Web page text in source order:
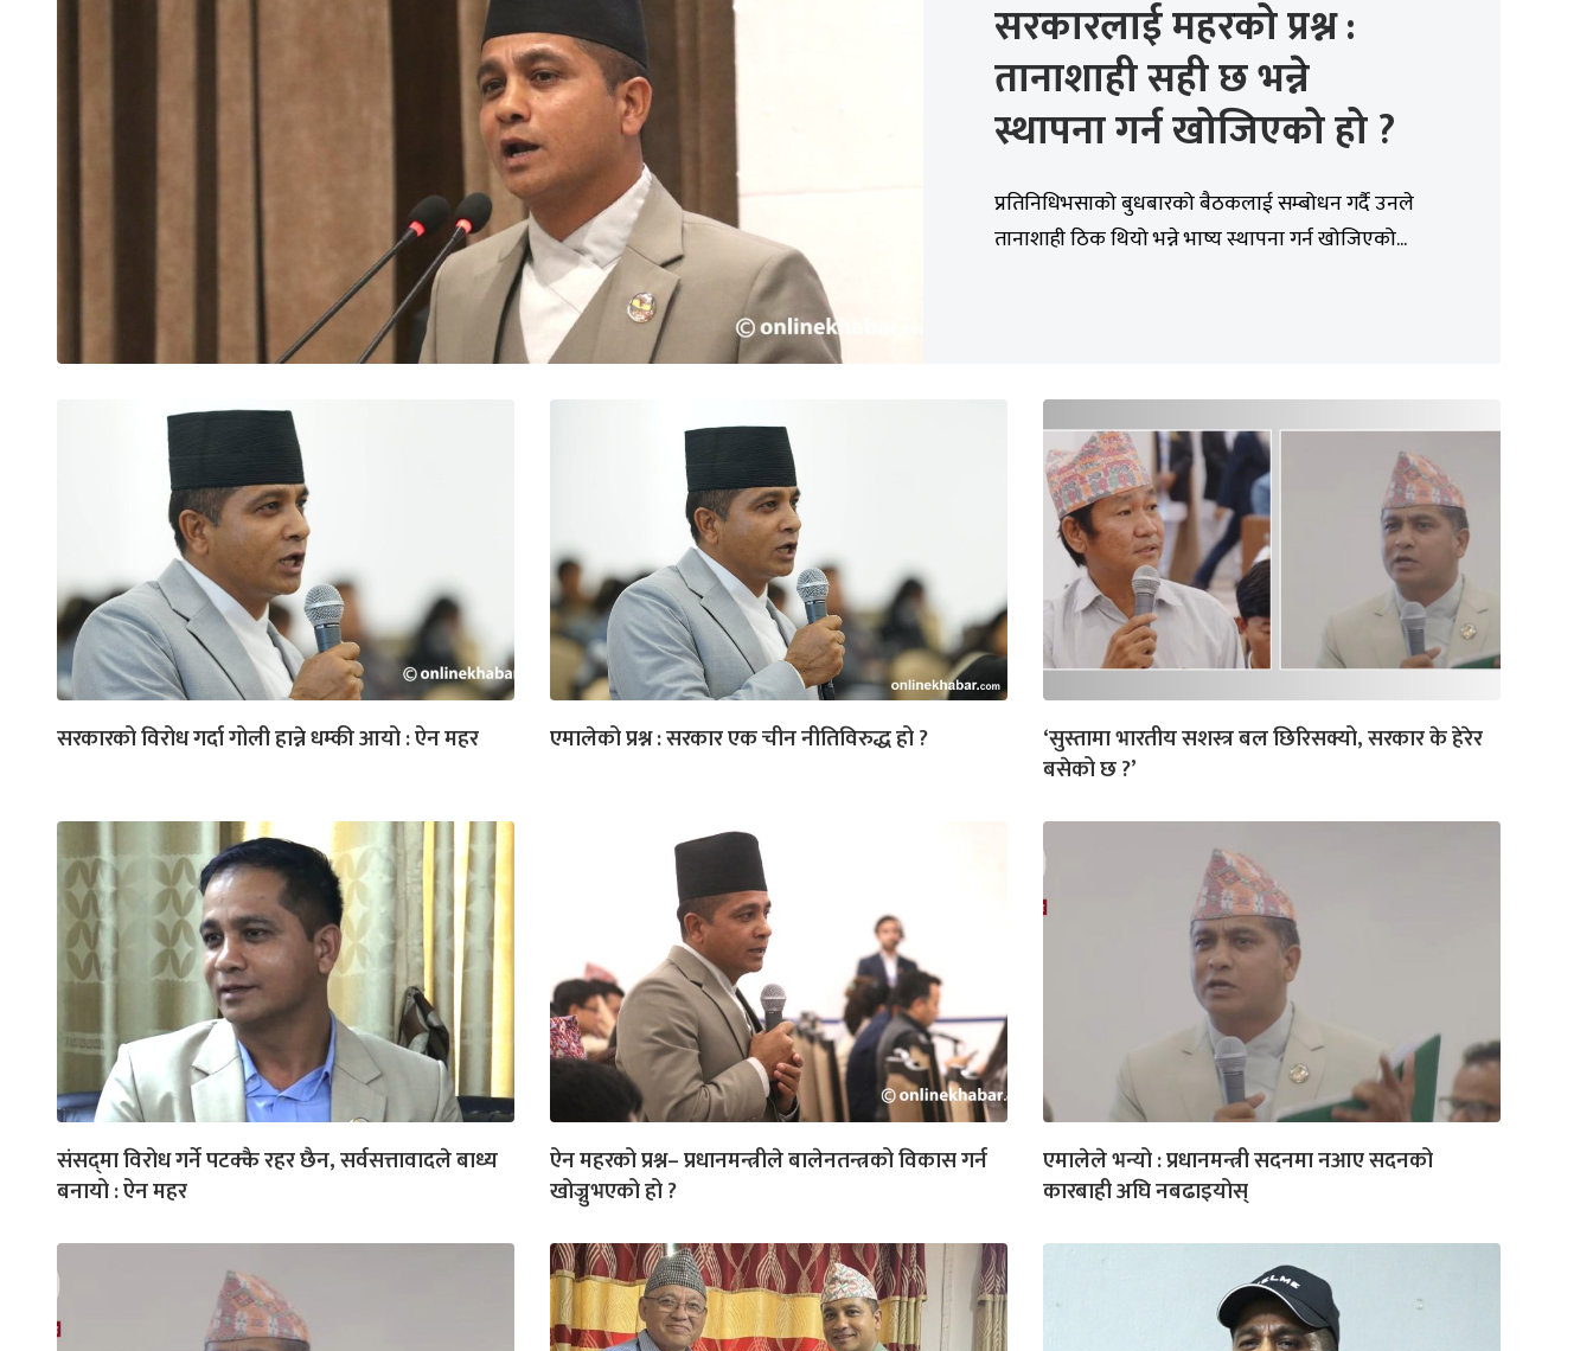
सरकारलाई महरको प्रश्न :
तानाशाही सही छ भन्ने
स्थापना गर्न खोजिएको हो ?
प्रतिनिधिभसाको बुधबारको बैठकलाई सम्बोधन गर्दै उनले
तानाशाही ठिक थियो भन्ने भाष्य स्थापना गर्न खोजिएको...
सरकारको विरोध गर्दा गोली हान्ने धम्की आयो : ऐन महर एमालेको प्रश्न : सरकार एक चीन नीतिविरुद्ध हो ?
‘सुस्तामा भारतीय सशस्त्र बल छिरिसक्यो, सरकार के हेरेर
बसेको छ ?’
संसद्‌मा विरोध गर्ने पटक्कै रहर छैन, सर्वसत्तावादले बाध्य
बनायो : ऐन महर
ऐन महरको प्रश्न– प्रधानमन्त्रीले बालेनतन्त्रको विकास गर्न
खोज्नुभएको हो ?
एमालेले भन्यो : प्रधानमन्त्री सदनमा नआए सदनको
कारबाही अघि नबढाइयोस्